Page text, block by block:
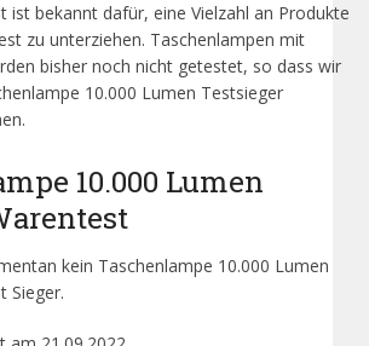
ist bekannt dafür, eine Vielzahl an Produkte
zu unterziehen. Taschenlampen mit
bisher noch nicht getestet, so dass wir
10.000 Lumen Testsieger
10.000 Lumen
kein Taschenlampe 10.000 Lumen
Sieger.